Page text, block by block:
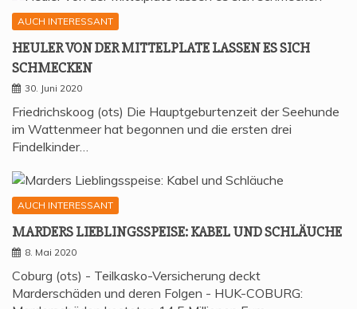
AUCH INTERESSANT
HEU­LER VON DER MIT­TEL­P­LA­TE LAS­SEN ES SICH
SCHMECKEN
30. Juni 2020
Friedrichskoog (ots) Die Hauptgeburtenzeit der Seehunde
im Wattenmeer hat begonnen und die ersten drei
Findelkinder…
AUCH INTERESSANT
MAR­DERS LIEB­LINGS­SPEI­SE: KABEL UND SCHLÄUCHE
8. Mai 2020
Coburg (ots) - Teilkasko-Versicherung deckt
Marderschäden und deren Folgen - HUK-COBURG: